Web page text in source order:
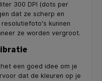
300 DPI (dots per
dat ze scherp en
kunnen
ze worden vergroot.
een goed idee om je
dat de kleuren op je